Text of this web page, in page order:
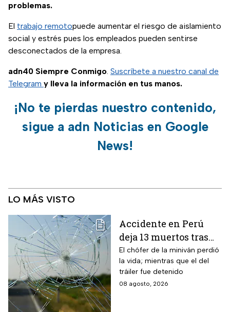
problemas.
El trabajo remotopuede aumentar el riesgo de aislamiento
social y estrés pues los empleados pueden sentirse
desconectados de la empresa.
adn40 Siempre Conmigo. Suscríbete a nuestro canal de
Telegram y lleva la información en tus manos.
¡No te pierdas nuestro contenido,
sigue a adn Noticias en Google
News!
LO MÁS VISTO
Accidente en Perú
deja 13 muertos tras
choque entre una
miniván y un tráiler
El chófer de la miniván perdió
la vida; mientras que el del
tráiler fue detenido
08 agosto, 2026